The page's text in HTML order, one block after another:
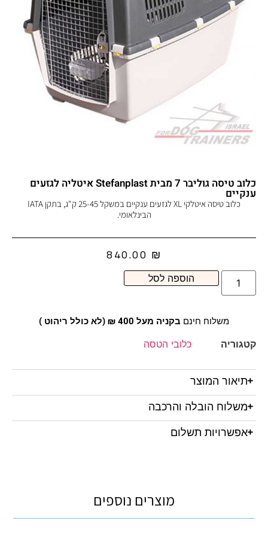
כלוב טיסה גוליבר 7 מבית Stefanplast איטליה לגזעים
ענקיים
כלוב טיסה איטלקי XL לגזעים ענקיים במשקל 25-45 ק"ג, בתקן IATA
הבינלאומי.
840.00 ₪
הוספה לסל
משלוח חינם בקניה מעל 400 ₪ (לא כולל ריהוט )
קטגוריה כלובי הטסה
תיאור המוצר
משלוח הובלה והרכבה
אפשרויות תשלום
מוצרים נוספים